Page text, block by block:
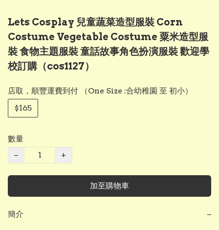
Lets Cosplay 兒童蔬菜造型服裝 Corn
Costume Vegetable Costume 粟米造型服
裝 食物主題服裝 童話故事角色扮演服裝 歡迎學
校訂購（cos1127）
店取，順豐運費到付 （One Size :合幼稚園 至 初小）
$165
數量
−
+
加至購物車
簡介 −